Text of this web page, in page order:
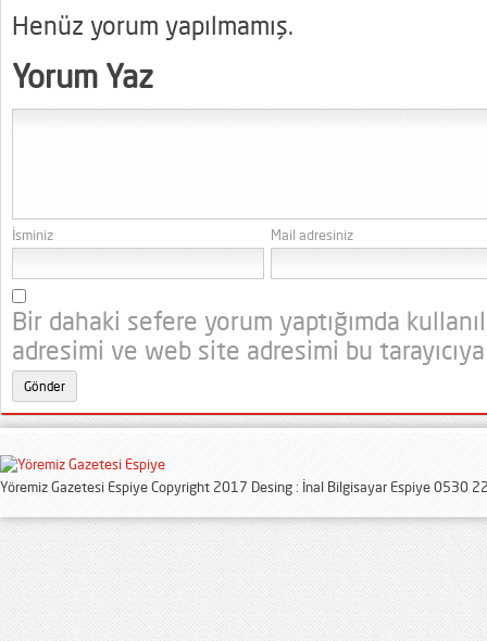
Henüz yorum yapılmamış.
Yorum Yaz
İsminiz Mail adresiniz
Bir dahaki sefere yorum yaptığımda
adresimi ve web site adresimi bu
Yöremiz Gazetesi Espiye Copyright 2017 Desing : İnal Bilgisayar Espiye 0530